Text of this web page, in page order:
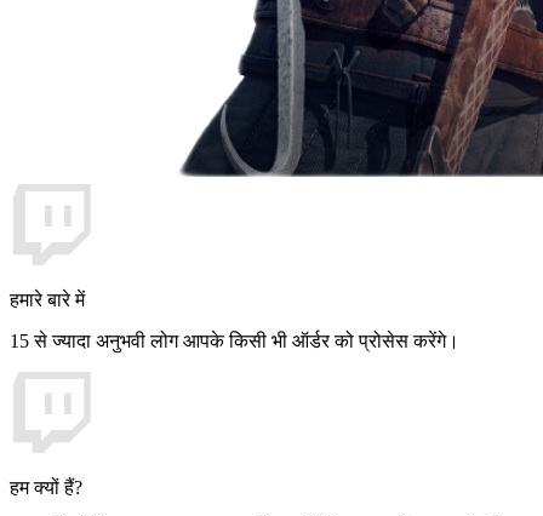
हमारे बारे में
15 से ज्यादा अनुभवी लोग आपके किसी भी ऑर्डर को प्रोसेस करेंगे।
हम क्यों हैं?